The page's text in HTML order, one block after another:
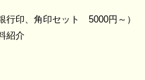
行印、角印セット 5000円～）
紹介